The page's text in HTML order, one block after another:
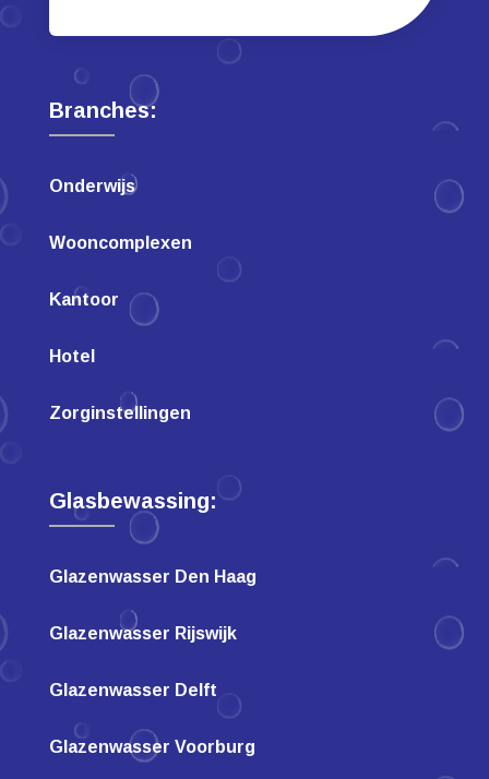
Branches:
Onderwijs
Wooncomplexen
Kantoor
Hotel
Zorginstellingen
Glasbewassing:
Glazenwasser Den Haag
Glazenwasser Rijswijk
Glazenwasser Delft
Glazenwasser Voorburg